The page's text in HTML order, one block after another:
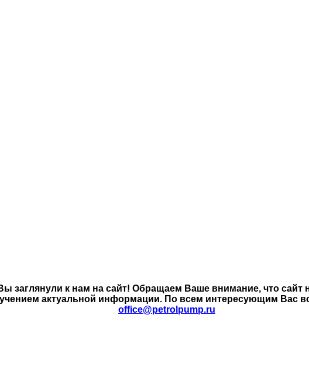
заглянули к нам на сайт! Обращаем Ваше внимание, что сайт
актуальной информации. По всем интересующим Вас
office@petrolpump.ru